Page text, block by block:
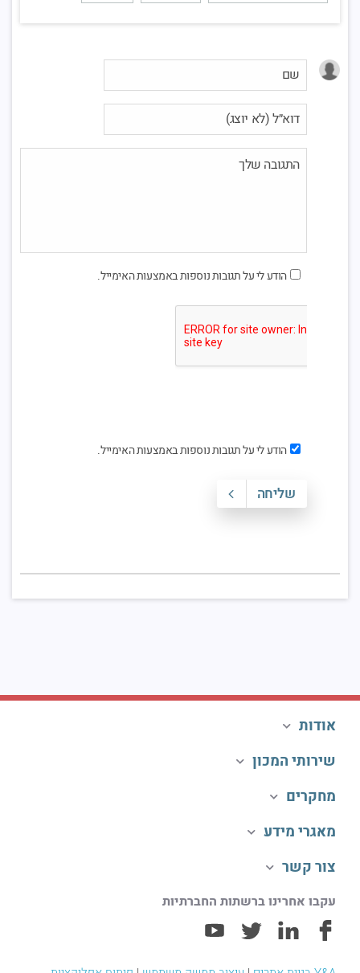
הודע לי על תגובות נוספות באמצעות האימייל.
הודע לי על תגובות נוספות באמצעות האימייל.
שליחה
אודות
שירותי המכון
מחקרים
מאגרי מידע
צור קשר
עקבו אחרינו ברשתות החברתיות